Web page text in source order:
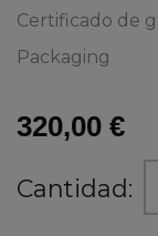
Certificado de
Packaging
320,00 €
Cantidad: